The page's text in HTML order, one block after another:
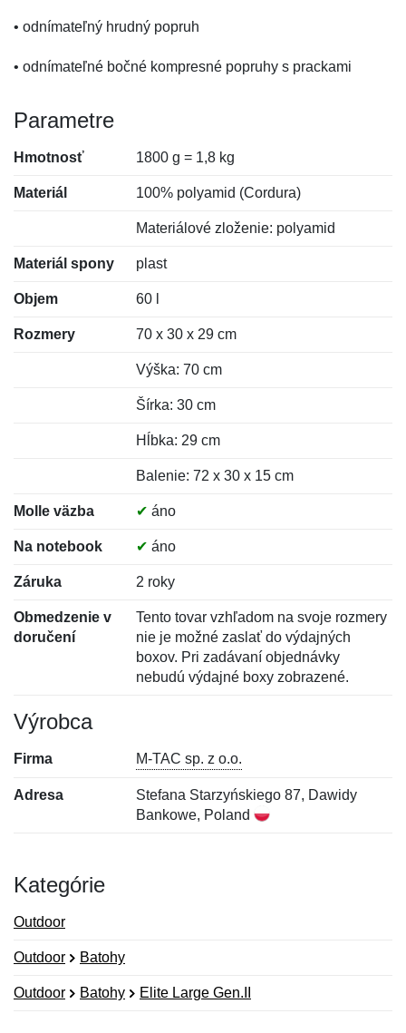
• odnímateľný hrudný popruh
• odnímateľné bočné kompresné popruhy s prackami
Parametre
Hmotnosť 1800 g = 1,8 kg
Materiál 100% polyamid (Cordura)
Materiálové zloženie: polyamid
Materiál spony plast
Objem 60 l
Rozmery 70 x 30 x 29 cm
Výška: 70 cm
Šírka: 30 cm
Hĺbka: 29 cm
Balenie: 72 x 30 x 15 cm
Molle väzba ✔ áno
Na notebook ✔ áno
Záruka 2 roky
Obmedzenie v
doručení
Tento tovar vzhľadom na svoje rozmery
nie je možné zaslať do výdajných
boxov. Pri zadávaní objednávky
nebudú výdajné boxy zobrazené.
Výrobca
Firma M-TAC sp. z o.o.
Adresa
Stefana Starzyńskiego 87, Dawidy
Bankowe, Poland
Kategórie
Outdoor
Outdoor Batohy
Outdoor Batohy Elite Large Gen.II